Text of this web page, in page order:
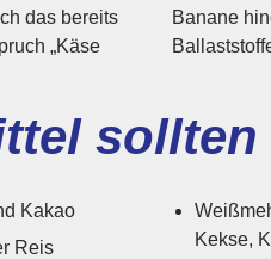
das bereits
„Käse
Pektine,
Kakao
Reis
Kekse,